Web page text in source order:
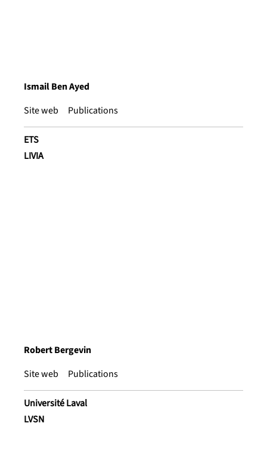
Ismail Ben Ayed
Site web
Publications
ETS
LIVIA
Robert Bergevin
Site web
Publications
Université Laval
LVSN